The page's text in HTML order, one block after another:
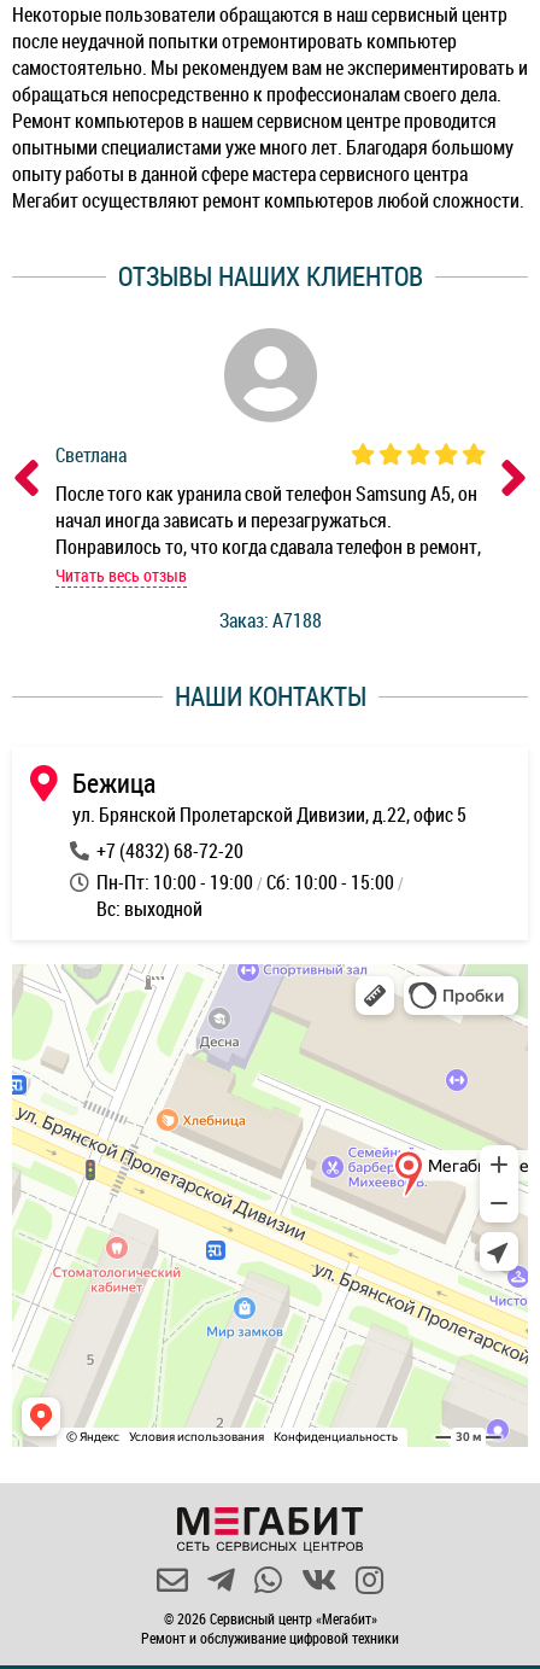
Некоторые пользователи обращаются в наш сервисный центр
после неудачной попытки отремонтировать компьютер
самостоятельно. Мы рекомендуем вам не экспериментировать и
обращаться непосредственно к профессионалам своего дела.
Ремонт компьютеров в нашем сервисном центре проводится
опытными специалистами уже много лет. Благодаря большому
опыту работы в данной сфере мастера сервисного центра
Мегабит осуществляют ремонт компьютеров любой сложности.
ОТЗЫВЫ НАШИХ КЛИЕНТОВ
Светлана
После того как уранила свой телефон Samsung A5, он
начал иногда зависать и перезагружаться.
Понравилось то, что когда сдавала телефон в ремонт,
мастер при мне сделал быструю диагностику и сказал
работы и оперативность!
Читать весь отзыв
Заказ: A7188
НАШИ КОНТАКТЫ
Бежица
ул. Брянской Пролетарской Дивизии, д.22, офис 5
+7 (4832) 68-72-20
Пн-Пт: 10:00 - 19:00 Сб: 10:00 - 15:00
Вс: выходной
© 2026 Сервисный центр «Мегабит»
Ремонт и обслуживание цифровой техники